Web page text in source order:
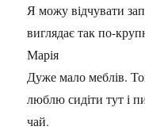
Я можу відчувати
виглядає так по-
Марія
Дуже мало меблів.
люблю сидіти тут і
чай.